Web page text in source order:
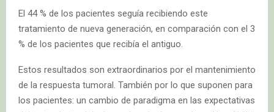
El 44 % de los pacientes seguía recibiendo este
tratamiento de nueva generación, en comparación con el 3
% de los pacientes que recibía el antiguo.
Estos resultados son extraordinarios por el mantenimiento
de la respuesta tumoral. También por lo que suponen para
los pacientes: un cambio de paradigma en las expectativas